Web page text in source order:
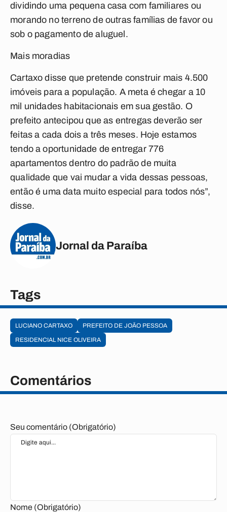
dividindo uma pequena casa com familiares ou
morando no terreno de outras famílias de favor ou
sob o pagamento de aluguel.
Mais moradias
Cartaxo disse que pretende construir mais 4.500
imóveis para a população. A meta é chegar a 10
mil unidades habitacionais em sua gestão. O
prefeito antecipou que as entregas deverão ser
feitas a cada dois a três meses. Hoje estamos
tendo a oportunidade de entregar 776
apartamentos dentro do padrão de muita
qualidade que vai mudar a vida dessas pessoas,
então é uma data muito especial para todos nós”,
disse.
Jornal da Paraíba
Tags
LUCIANO CARTAXO
PREFEITO DE JOÃO PESSOA
RESIDENCIAL NICE OLIVEIRA
Comentários
Seu comentário (Obrigatório)
Nome (Obrigatório)